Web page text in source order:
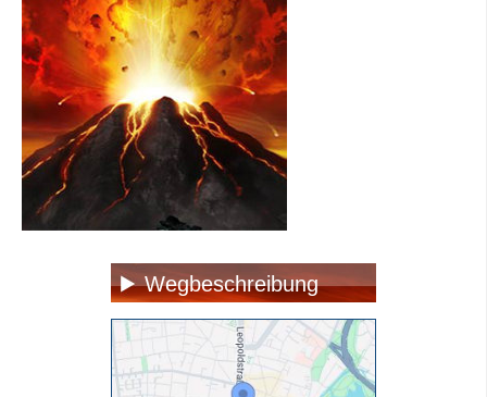
Wegbeschreibung